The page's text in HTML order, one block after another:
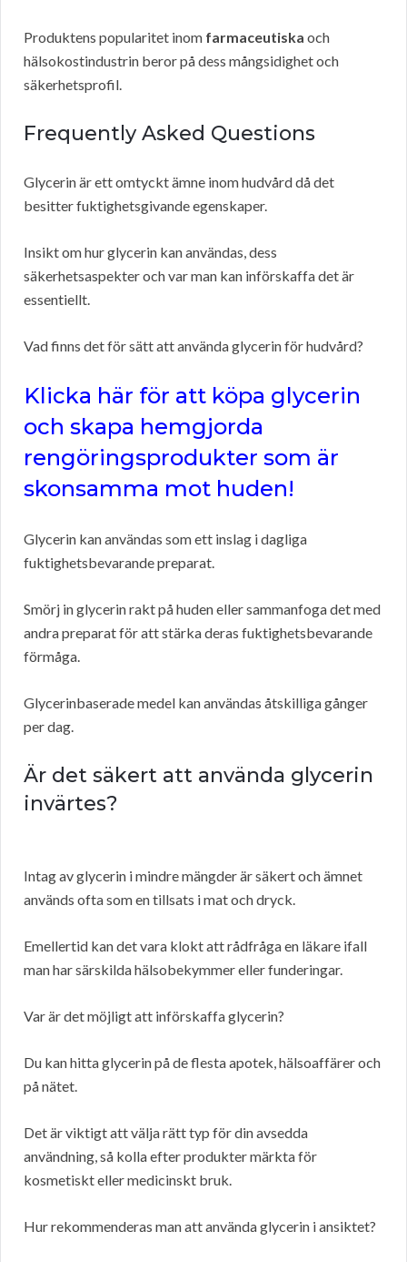
Produktens popularitet inom farmaceutiska och
hälsokostindustrin beror på dess mångsidighet och
säkerhetsprofil.
Frequently Asked Questions
Glycerin är ett omtyckt ämne inom hudvård då det
besitter fuktighetsgivande egenskaper.
Insikt om hur glycerin kan användas, dess
säkerhetsaspekter och var man kan införskaffa det är
essentiellt.
Vad finns det för sätt att använda glycerin för hudvård?
Klicka här för att köpa glycerin
och skapa hemgjorda
rengöringsprodukter som är
skonsamma mot huden!
Glycerin kan användas som ett inslag i dagliga
fuktighetsbevarande preparat.
Smörj in glycerin rakt på huden eller sammanfoga det med
andra preparat för att stärka deras fuktighetsbevarande
förmåga.
Glycerinbaserade medel kan användas åtskilliga gånger
per dag.
Är det säkert att använda glycerin
invärtes?
Intag av glycerin i mindre mängder är säkert och ämnet
används ofta som en tillsats i mat och dryck.
Emellertid kan det vara klokt att rådfråga en läkare ifall
man har särskilda hälsobekymmer eller funderingar.
Var är det möjligt att införskaffa glycerin?
Du kan hitta glycerin på de flesta apotek, hälsoaffärer och
på nätet.
Det är viktigt att välja rätt typ för din avsedda
användning, så kolla efter produkter märkta för
kosmetiskt eller medicinskt bruk.
Hur rekommenderas man att använda glycerin i ansiktet?